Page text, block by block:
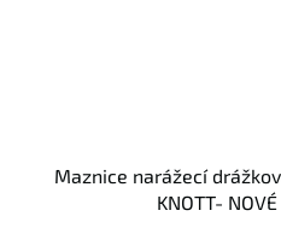
Maznice narážecí
KNOTT-